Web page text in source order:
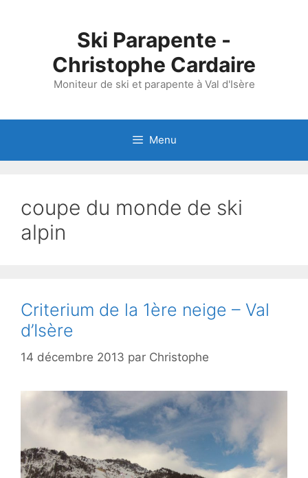
Ski Parapente -
Christophe Cardaire
Moniteur de ski et parapente à Val d'Isère
Menu
coupe du monde de ski
alpin
Criterium de la 1ère neige – Val
d’Isère
14 décembre 2013 par Christophe